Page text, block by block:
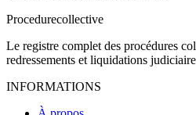
Procedurecollective
Le registre complet des procédures
redressements et liquidations
INFORMATIONS